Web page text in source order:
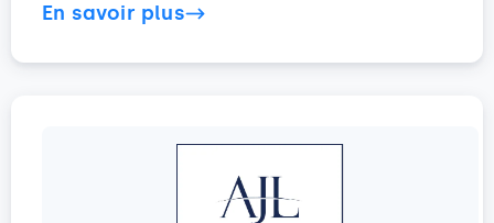
En savoir plus